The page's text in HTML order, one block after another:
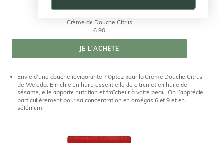
Envie d’une douche revigorante ? Optez pour la Crème Douche Citrus
de Weleda. Enrichie en huile essentielle de citron et en huile de
sésame, elle apporte nutrition et fraîcheur à votre peau. On l’apprécie
particulièrement pour sa concentration en omégas 6 et 9 et en
sélénium.
Crème de Douche Citrus
6.90
JE L'ACHÈTE